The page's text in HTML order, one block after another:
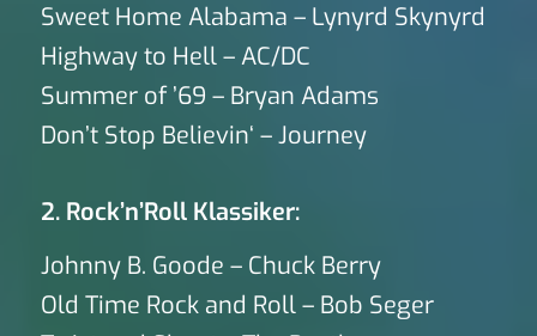
Sweet Home Alabama – Lynyrd Skynyrd
Highway to Hell – AC/DC
Summer of ’69 – Bryan Adams
Don’t Stop Believin‘ – Journey
2. Rock’n’Roll Klassiker:
Johnny B. Goode – Chuck Berry
Old Time Rock and Roll – Bob Seger